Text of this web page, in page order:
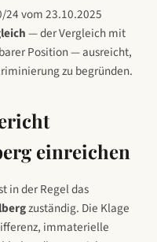
24 vom 23.10.2025
— der Vergleich mit
Position — ausreicht,
zu begründen.
einreichen
in der Regel das
zuständig. Die Klage
immaterielle